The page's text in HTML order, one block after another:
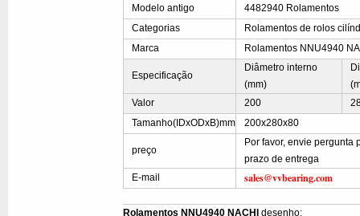
Modelo antigo
4482940 Rolamentos
Categorias
Rolamentos de rolos
Marca
Rolamentos NNU4940
Especificação
Diâmetro interno
(mm)
Valor
200
Tamanho(IDxODxB)mm
200x280x80
preço
Por favor, envie pergunta
prazo de entrega
E-mail
sales@vvbearing.com
Rolamentos NNU4940 NACHI desenho: